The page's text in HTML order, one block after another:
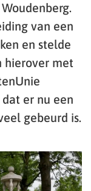
van een
en stelde
hierover met
er nu een
gebeurd is.